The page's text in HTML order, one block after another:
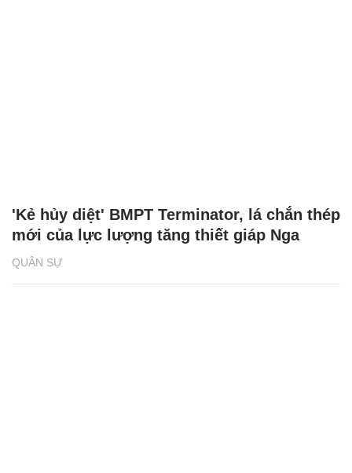
QUÂN SỰ
'Kẻ hủy diệt' BMPT Terminator, lá chắn thép
mới của lực lượng tăng thiết giáp Nga